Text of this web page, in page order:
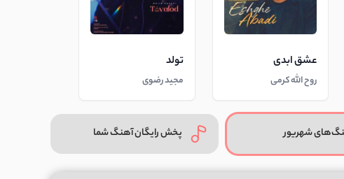
عشق ابدی
روح الله کرمی
تولد
مجید رضوی
شهریور پخش رایگان آهنگ شما